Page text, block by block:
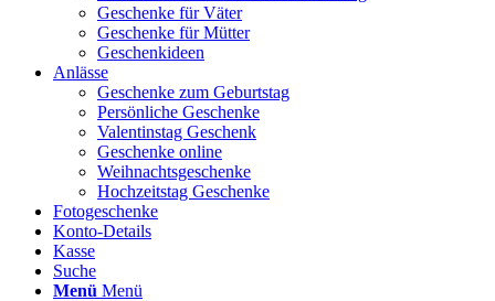
Geschenke für Väter
Geschenke für Mütter
Geschenkideen
Anlässe
Geschenke zum Geburtstag
Persönliche Geschenke
Valentinstag Geschenk
Geschenke online
Weihnachtsgeschenke
Hochzeitstag Geschenke
Fotogeschenke
Konto-Details
Kasse
Suche
Menü Menü